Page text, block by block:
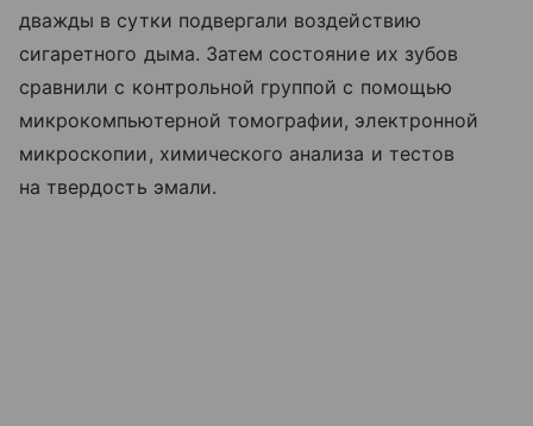
дважды в сутки подвергали воздействию
сигаретного дыма. Затем состояние их зубов
сравнили с контрольной группой с помощью
микрокомпьютерной томографии, электронной
микроскопии, химического анализа и тестов
на твердость эмали.